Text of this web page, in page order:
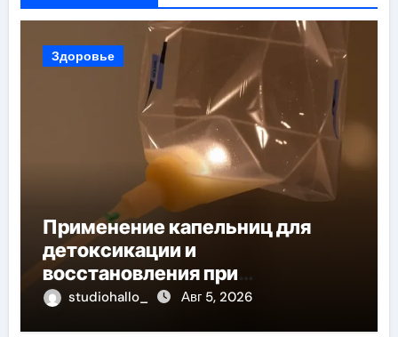
Здоровье
Применение капельниц для
детоксикации и
восстановления при
похмельном синдроме
studiohallo_ Авг 5, 2026